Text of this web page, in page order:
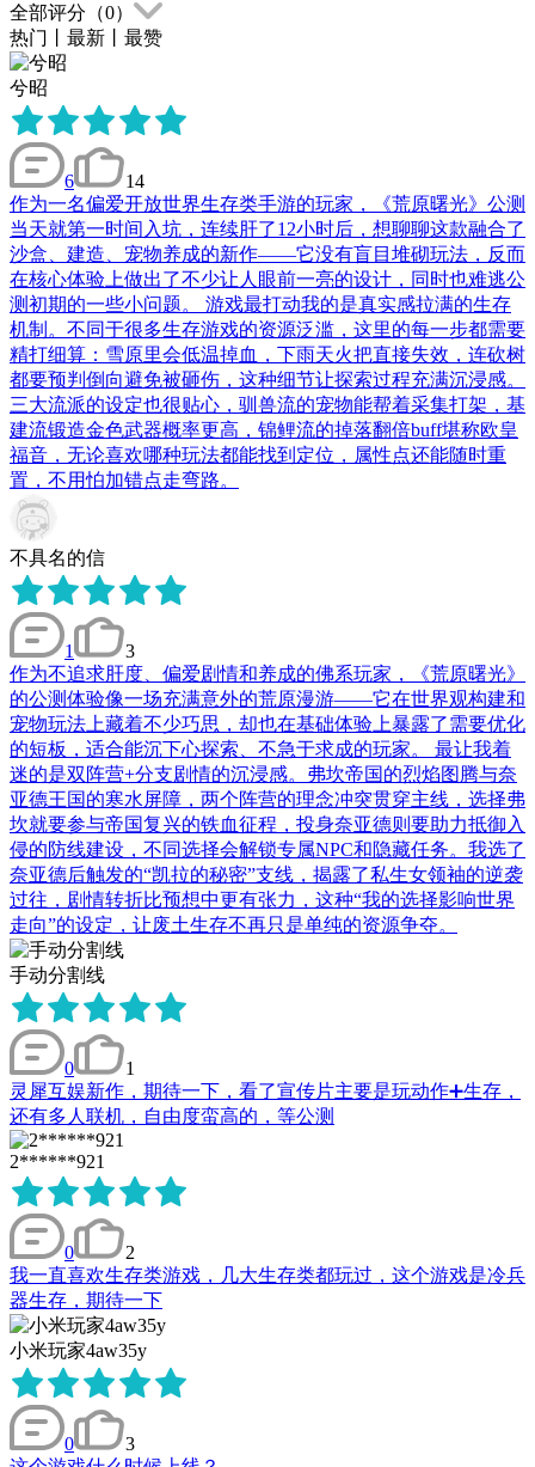
全部评分（0）
热门
最新 最赞
兮昭
6
14
作为一名偏爱开放世界生存类手游的玩家，《荒原曙光》公测
当天就第一时间入坑，连续肝了12小时后，想聊聊这款融合了
沙盒、建造、宠物养成的新作——它没有盲目堆砌玩法，反而
在核心体验上做出了不少让人眼前一亮的设计，同时也难逃公
测初期的一些小问题。 游戏最打动我的是真实感拉满的生存
机制。不同于很多生存游戏的资源泛滥，这里的每一步都需要
精打细算：雪原里会低温掉血，下雨天火把直接失效，连砍树
都要预判倒向避免被砸伤，这种细节让探索过程充满沉浸感。
三大流派的设定也很贴心，驯兽流的宠物能帮着采集打架，基
建流锻造金色武器概率更高，锦鲤流的掉落翻倍buff堪称欧皇
福音，无论喜欢哪种玩法都能找到定位，属性点还能随时重
置，不用怕加错点走弯路。
不具名的信
1
3
作为不追求肝度、偏爱剧情和养成的佛系玩家，《荒原曙光》
的公测体验像一场充满意外的荒原漫游——它在世界观构建和
宠物玩法上藏着不少巧思，却也在基础体验上暴露了需要优化
的短板，适合能沉下心探索、不急于求成的玩家。 最让我着
迷的是双阵营+分支剧情的沉浸感。弗坎帝国的烈焰图腾与奈
亚德王国的寒水屏障，两个阵营的理念冲突贯穿主线，选择弗
坎就要参与帝国复兴的铁血征程，投身奈亚德则要助力抵御入
侵的防线建设，不同选择会解锁专属NPC和隐藏任务。我选了
奈亚德后触发的“凯拉的秘密”支线，揭露了私生女领袖的逆袭
过往，剧情转折比预想中更有张力，这种“我的选择影响世界
走向”的设定，让废土生存不再只是单纯的资源争夺。
手动分割线
0
1
灵犀互娱新作，期待一下，看了宣传片主要是玩动作➕生存，
还有多人联机，自由度蛮高的，等公测
2******921
0
2
我一直喜欢生存类游戏，几大生存类都玩过，这个游戏是冷兵
器生存，期待一下
小米玩家4aw35y
0
3